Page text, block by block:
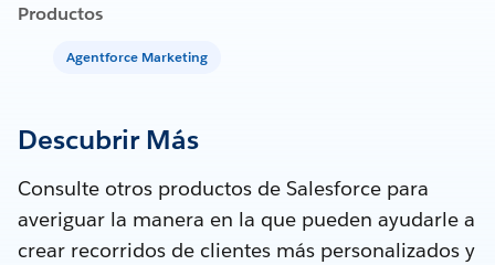
Productos
Agentforce Marketing
Descubrir Más
Consulte otros productos de Salesforce para
averiguar la manera en la que pueden ayudarle a
crear recorridos de clientes más personalizados y